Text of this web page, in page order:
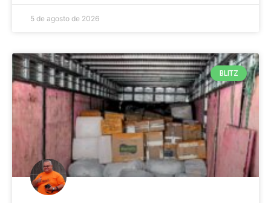
5 de agosto de 2026
BLITZ